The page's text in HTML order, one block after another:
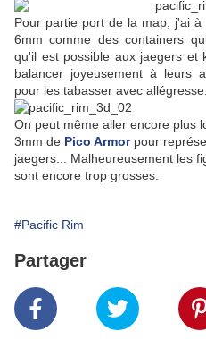
Pour partie port de la map, j'ai
6mm comme des containers
qu'il est possible aux jaegers et
balancer joyeusement à leurs
pour les tabasser avec
On peut même aller encore plus
3mm de Pico Armorpour
jaegers... Malheureusement les
sont encore trop grosses.
#Pacific Rim
Partager